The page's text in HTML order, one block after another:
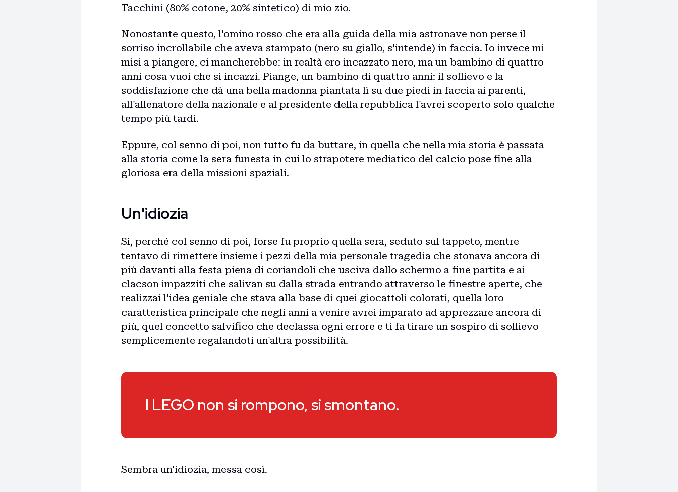
Tacchini (80% cotone, 20% sintetico) di mio zio.
Nonostante questo, l'omino rosso che era alla guida della mia astronave non perse il
sorriso incrollabile che aveva stampato (nero su giallo, s'intende) in faccia. Io invece mi
misi a piangere, ci mancherebbe: in realtà ero incazzato nero, ma un bambino di quattro
anni cosa vuoi che si incazzi. Piange, un bambino di quattro anni: il sollievo e la
soddisfazione che dà una bella madonna piantata lì su due piedi in faccia ai parenti,
all'allenatore della nazionale e al presidente della repubblica l'avrei scoperto solo qualche
tempo più tardi.
Eppure, col senno di poi, non tutto fu da buttare, in quella che nella mia storia è passata
alla storia come la sera funesta in cui lo strapotere mediatico del calcio pose fine alla
gloriosa era della missioni spaziali.
Un'idiozia
Sì, perché col senno di poi, forse fu proprio quella sera, seduto sul tappeto, mentre
tentavo di rimettere insieme i pezzi della mia personale tragedia che stonava ancora di
più davanti alla festa piena di coriandoli che usciva dallo schermo a fine partita e ai
clacson impazziti che salivan su dalla strada entrando attraverso le finestre aperte, che
realizzai l'idea geniale che stava alla base di quei giocattoli colorati, quella loro
caratteristica principale che negli anni a venire avrei imparato ad apprezzare ancora di
più, quel concetto salvifico che declassa ogni errore e ti fa tirare un sospiro di sollievo
semplicemente regalandoti un'altra possibilità.
I LEGO non si rompono, si smontano.
Sembra un'idiozia, messa così.